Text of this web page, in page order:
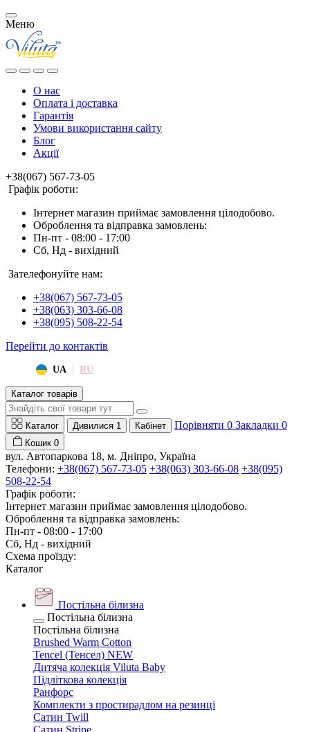
Меню
О нас
Оплата і доставка
Гарантія
Умови використання сайту
Блог
Акції
+38(067) 567-73-05
Графік роботи:
Інтернет магазин приймає замовлення цілодобово.
Оброблення та відправка замовлень:
Пн-пт - 08:00 - 17:00
Сб, Нд - вихідний
Зателефонуйте нам:
+38(067) 567-73-05
+38(063) 303-66-08
+38(095) 508-22-54
Перейти до контактів
UA | RU
Каталог товарів
Каталог Дивилися 1 Кабінет Порівняти 0 Закладки 0
Кошик 0
вул. Автопаркова 18, м. Дніпро, Україна
Телефони: +38(067) 567-73-05 +38(063) 303-66-08 +38(095)
508-22-54
Графік роботи:
Інтернет магазин приймає замовлення цілодобово.
Оброблення та відправка замовлень:
Пн-пт - 08:00 - 17:00
Сб, Нд - вихідний
Схема проїзду:
Каталог
Постільна білизна
Постільна білизна
Постільна білизна
Brushed Warm Cotton
Tencel (Тенсел) NEW
Дитяча колекція Viluta Baby
Підліткова колекція
Ранфорс
Комплекти з простирадлом на резинці
Сатин Twill